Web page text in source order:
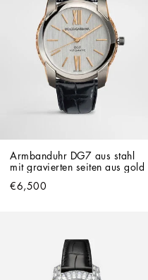
Armbanduhr DG7 aus stahl
mit gravierten seiten aus gold
€6,500